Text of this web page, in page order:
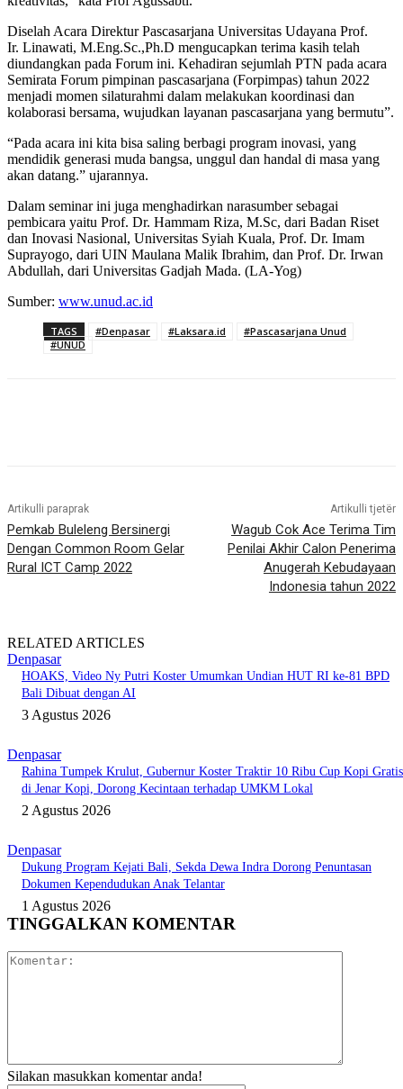
Diselah Acara Direktur Pascasarjana Universitas Udayana Prof.
Ir. Linawati, M.Eng.Sc.,Ph.D mengucapkan terima kasih telah
diundangkan pada Forum ini. Kehadiran sejumlah PTN pada acara
Semirata Forum pimpinan pascasarjana (Forpimpas) tahun 2022
menjadi momen silaturahmi dalam melakukan koordinasi dan
kolaborasi bersama, wujudkan layanan pascasarjana yang bermutu”.
“Pada acara ini kita bisa saling berbagi program inovasi, yang
mendidik generasi muda bangsa, unggul dan handal di masa yang
akan datang.” ujarannya.
Dalam seminar ini juga menghadirkan narasumber sebagai
pembicara yaitu Prof. Dr. Hammam Riza, M.Sc, dari Badan Riset
dan Inovasi Nasional, Universitas Syiah Kuala, Prof. Dr. Imam
Suprayogo, dari UIN Maulana Malik Ibrahim, dan Prof. Dr. Irwan
Abdullah, dari Universitas Gadjah Mada. (LA-Yog)
Sumber: www.unud.ac.id
TAGS #Denpasar #Laksara.id
#Pascasarjana Unud
#UNUD
Artikulli paraprak
Pemkab Buleleng Bersinergi
Dengan Common Room Gelar
Rural ICT Camp 2022
Artikulli tjetër
Wagub Cok Ace Terima Tim
Penilai Akhir Calon Penerima
Anugerah Kebudayaan
Indonesia tahun 2022
RELATED ARTICLES
Denpasar
HOAKS, Video Ny Putri Koster Umumkan Undian HUT RI ke-81 BPD
Bali Dibuat dengan AI
3 Agustus 2026
Denpasar
Rahina Tumpek Krulut, Gubernur Koster Traktir 10 Ribu Cup Kopi Gratis
di Jenar Kopi, Dorong Kecintaan terhadap UMKM Lokal
2 Agustus 2026
Denpasar
Dukung Program Kejati Bali, Sekda Dewa Indra Dorong Penuntasan
Dokumen Kependudukan Anak Telantar
1 Agustus 2026
TINGGALKAN KOMENTAR
Silakan masukkan komentar anda!